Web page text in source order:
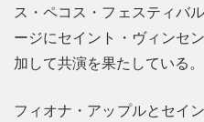
ス・ペコス・フェスティバ
ージにセイント・ヴィンセ
加して共演を果たしている。
フィオナ・アップルとセイ